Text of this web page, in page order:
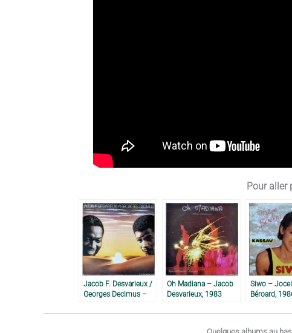
Pour aller
Jacob F. Desvarieux /
Georges Decimus –
Oh Madiana – Jacob
Desvarieux, 1983
Siwo –
Béroard,